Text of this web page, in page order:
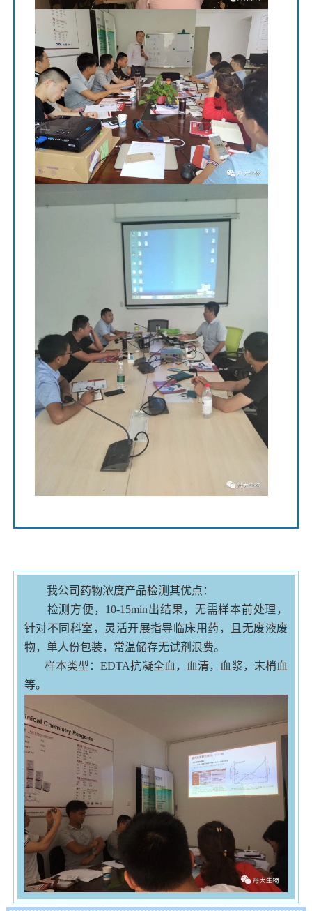
我公司药物浓度产品检测其优点：
检测方便，10-15min出结果，无需样本前处理，
针对不同科室，灵活开展指导临床用药，且无废液废
物，单人份包装，常温储存无试剂浪费。
样本类型：EDTA抗凝全血，血清，血浆，末梢血
等。